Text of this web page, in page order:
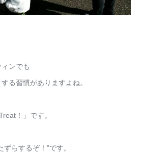
ンでも
る習慣がありますよね。
！」です。
らするぞ！”です。